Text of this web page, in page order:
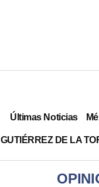
Últimas Noticias
GUTIÉRREZ DE LA